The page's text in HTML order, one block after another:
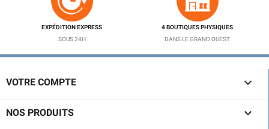
EXPÉDITION EXPRESS
SOUS 24H
4 BOUTIQUES PHYSIQUES
DANS LE GRAND OUEST
VOTRE COMPTE 
NOS PRODUITS 